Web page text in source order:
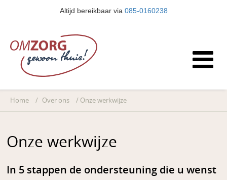
Altijd bereikbaar via 085-0160238
Home / Over ons / Onze werkwijze
Onze werkwijze
In 5 stappen de ondersteuning die u wenst